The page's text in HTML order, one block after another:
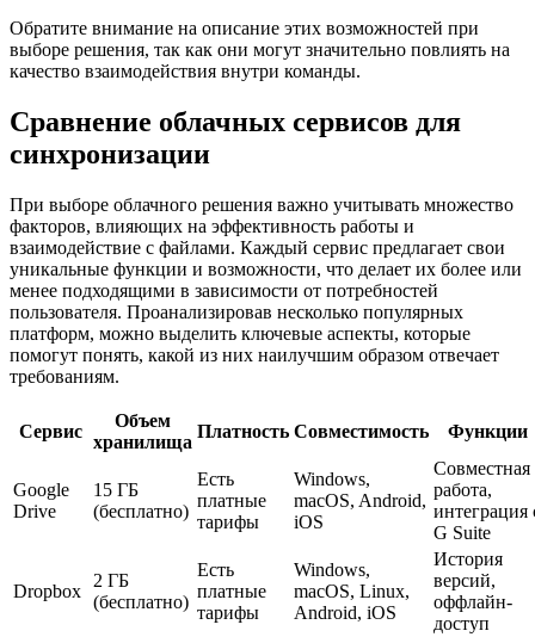
Обратите внимание на описание этих возможностей при
выборе решения, так как они могут значительно повлиять на
качество взаимодействия внутри команды.
Сравнение облачных сервисов для
синхронизации
При выборе облачного решения важно учитывать множество
факторов, влияющих на эффективность работы и
взаимодействие с файлами. Каждый сервис предлагает свои
уникальные функции и возможности, что делает их более или
менее подходящими в зависимости от потребностей
пользователя. Проанализировав несколько популярных
платформ, можно выделить ключевые аспекты, которые
помогут понять, какой из них наилучшим образом отвечает
требованиям.
Сервис
Объем
хранилища
Платность Совместимость Функции
Google
Drive
15 ГБ
(бесплатно)
Есть
платные
тарифы
Windows,
macOS, Android,
iOS
Совместная
работа,
интеграция
G Suite
Dropbox
2 ГБ
(бесплатно)
Есть
платные
тарифы
Windows,
macOS, Linux,
Android, iOS
История
версий,
оффлайн-
доступ